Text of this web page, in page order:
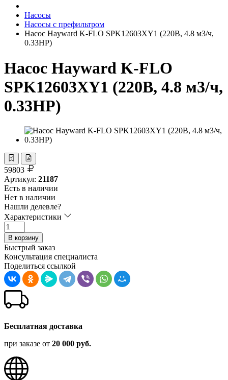
Насосы
Насосы с префильтром
Насос Hayward K-FLO SPK12603XY1 (220В, 4.8 м3/ч,
0.33НР)
Насос Hayward K-FLO
SPK12603XY1 (220В, 4.8 м3/ч,
0.33НР)
59803
Артикул: 21187
Есть в наличии
Нет в наличии
Нашли делевле?
Характеристики
В корзину
Быстрый заказ
Консультация специалиста
Поделиться ссылкой
Бесплатная доставка
при заказе от 20 000 руб.